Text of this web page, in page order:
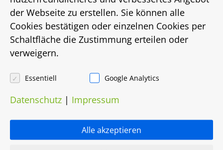
Hannover
Status
vermietet
Energieausweis
EnEV 2009
Energieausweistyp
der Webseite zu erstellen. Sie können alle
Cookies bestätigen oder einzelnen Cookies per
Schaltfläche die Zustimmung erteilen oder
verweigern.
Essentiell Google Analytics
Datenschutz | Impressum
Alle akzeptieren